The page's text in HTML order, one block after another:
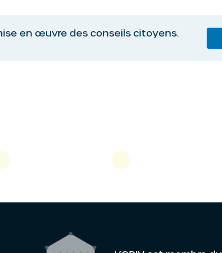
en œuvre des conseils citoyens.